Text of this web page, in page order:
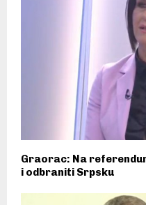
Graorac: Na
i odbraniti Srpsku